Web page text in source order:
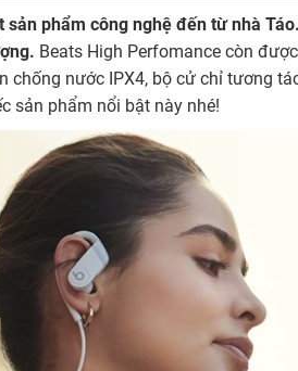
phẩm công nghệ đến từ nhà
Beats High Perfomance còn
nước IPX4, bộ cử chỉ tương
sản phẩm nổi bật này nhé!